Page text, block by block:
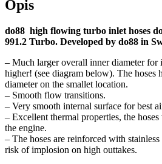
Opis
do88 high flowing turbo inlet hoses
991.2 Turbo. Developed by do88 in
– Much larger overall inner diameter
higher! (see diagram below). The hoses
diameter on the smallet location.
– Smooth flow transitions.
– Very smooth internal surface for best
– Excellent thermal properties, the
the engine.
– The hoses are reinforced with
risk of implosion on high outtakes.